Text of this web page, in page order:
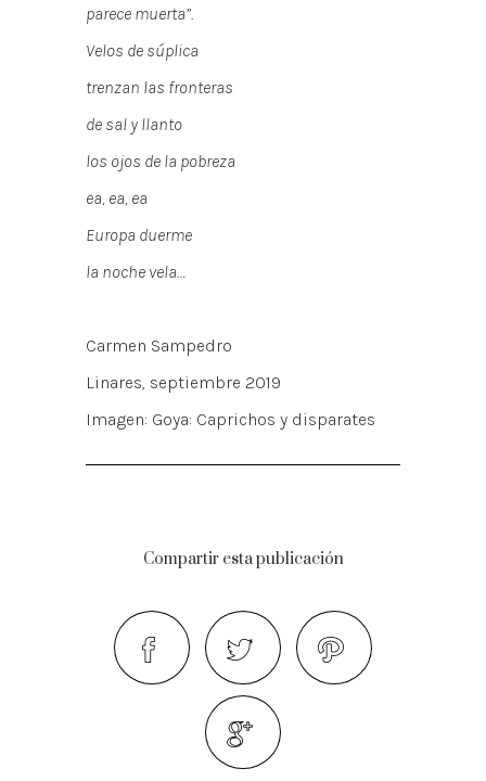
parece muerta”.
Velos de súplica
trenzan las fronteras
de sal y llanto
los ojos de la pobreza
ea, ea, ea
Europa duerme
la noche vela…
Carmen Sampedro
Linares, septiembre 2019
Imagen: Goya: Caprichos y disparates
Compartir esta publicación